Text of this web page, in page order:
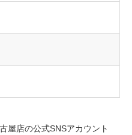
屋店の公式SNSアカウント